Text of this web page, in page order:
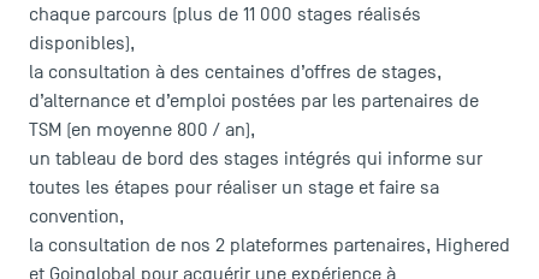
chaque parcours (plus de 11 000 stages réalisés
disponibles),
la consultation à des centaines d’offres de stages,
d’alternance et d’emploi postées par les partenaires de
TSM (en moyenne 800 / an),
un tableau de bord des stages intégrés qui informe sur
toutes les étapes pour réaliser un stage et faire sa
convention,
la consultation de nos 2 plateformes partenaires, Highered
et Goinglobal pour acquérir une expérience à